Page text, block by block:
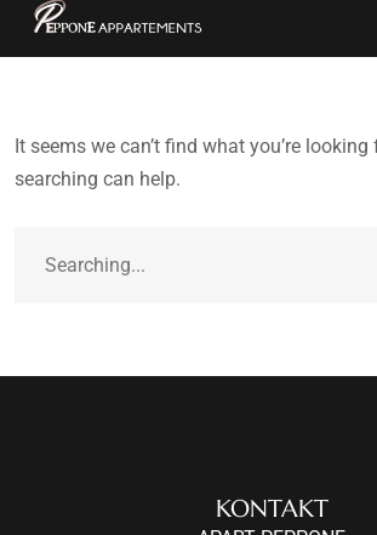
It seems we can’t find what you’re looking
searching can help.
KONTAKT